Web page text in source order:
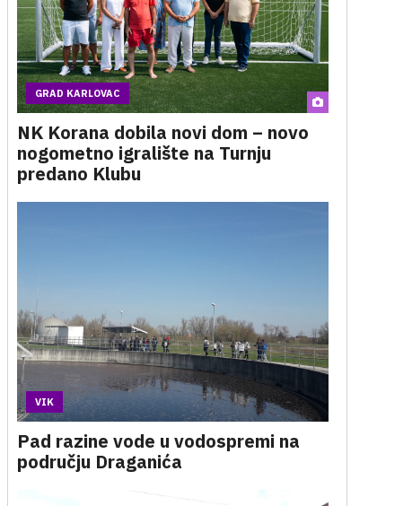
GRAD KARLOVAC
NK Korana dobila novi dom – novo
nogometno igralište na Turnju
predano Klubu
VIK
Pad razine vode u vodospremi na
području Draganića